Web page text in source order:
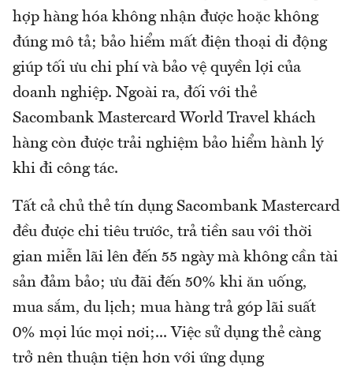
hợp hàng hóa không nhận được hoặc không
đúng mô tả; bảo hiểm mất điện thoại di động
giúp tối ưu chi phí và bảo vệ quyền lợi của
doanh nghiệp. Ngoài ra, đối với thẻ
Sacombank Mastercard World Travel khách
hàng còn được trải nghiệm bảo hiểm hành lý
khi đi công tác.
Tất cả chủ thẻ tín dụng Sacombank Mastercard
đều được chi tiêu trước, trả tiền sau với thời
gian miễn lãi lên đến 55 ngày mà không cần tài
sản đảm bảo; ưu đãi đến 50% khi ăn uống,
mua sắm, du lịch; mua hàng trả góp lãi suất
0% mọi lúc mọi nơi;... Việc sử dụng thẻ càng
trở nên thuận tiện hơn với ứng dụng